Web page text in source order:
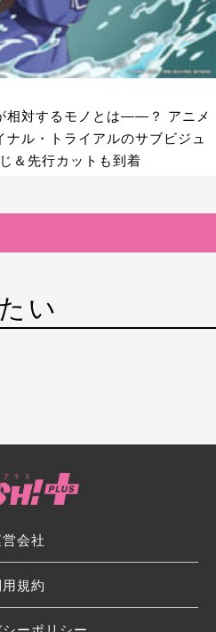
相対するモノとは――？ アニメ
ナル・トライアルのサブビジュ
＆先行カットも到着
い
会社
規約